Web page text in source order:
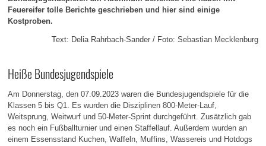
Feuereifer tolle Berichte geschrieben und hier sind einige
Kostproben.
Text: Delia Rahrbach-Sander / Foto: Sebastian Mecklenburg
Heiße Bundesjugendspiele
Am Donnerstag, den 07.09.2023 waren die Bundesjugendspiele für die
Klassen 5 bis Q1. Es wurden die Disziplinen 800-Meter-Lauf,
Weitsprung, Weitwurf und 50-Meter-Sprint durchgeführt. Zusätzlich gab
es noch ein Fußballturnier und einen Staffellauf. Außerdem wurden an
einem Essensstand Kuchen, Waffeln, Muffins, Wassereis und Hotdogs